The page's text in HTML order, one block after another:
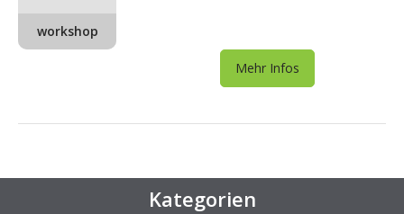
workshop
Mehr Infos
Kategorien